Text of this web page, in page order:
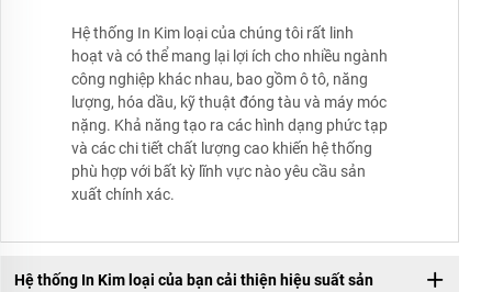
Hệ thống In Kim loại của chúng tôi rất linh
hoạt và có thể mang lại lợi ích cho nhiều ngành
công nghiệp khác nhau, bao gồm ô tô, năng
lượng, hóa dầu, kỹ thuật đóng tàu và máy móc
nặng. Khả năng tạo ra các hình dạng phức tạp
và các chi tiết chất lượng cao khiến hệ thống
phù hợp với bất kỳ lĩnh vực nào yêu cầu sản
xuất chính xác.
Hệ thống In Kim loại của bạn cải thiện hiệu suất sản